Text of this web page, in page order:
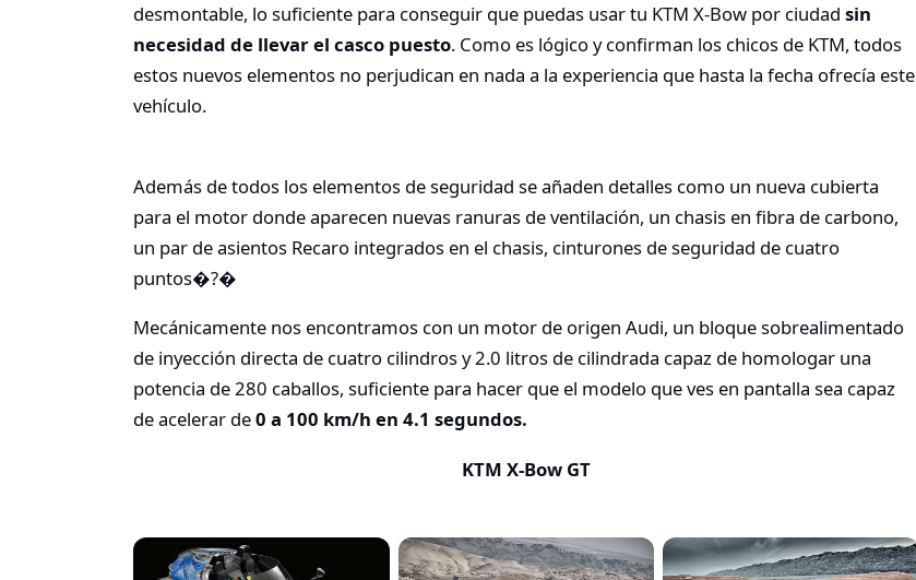
desmontable, lo suficiente para conseguir que puedas usar tu KTM X-Bow por ciudad sin
necesidad de llevar el casco puesto. Como es lógico y confirman los chicos de KTM, todos
estos nuevos elementos no perjudican en nada a la experiencia que hasta la fecha ofrecía este
vehículo.
Además de todos los elementos de seguridad se añaden detalles como un nueva cubierta
para el motor donde aparecen nuevas ranuras de ventilación, un chasis en fibra de carbono,
un par de asientos Recaro integrados en el chasis, cinturones de seguridad de cuatro
puntos�?�
Mecánicamente nos encontramos con un motor de origen Audi, un bloque sobrealimentado
de inyección directa de cuatro cilindros y 2.0 litros de cilindrada capaz de homologar una
potencia de 280 caballos, suficiente para hacer que el modelo que ves en pantalla sea capaz
de acelerar de0 a 100 km/h en 4.1 segundos.
KTM X-Bow GT